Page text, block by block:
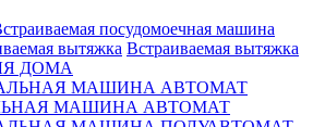
посудомоечная машина
Встраиваемая вытяжка
ДОМА
МАШИНА АВТОМАТ